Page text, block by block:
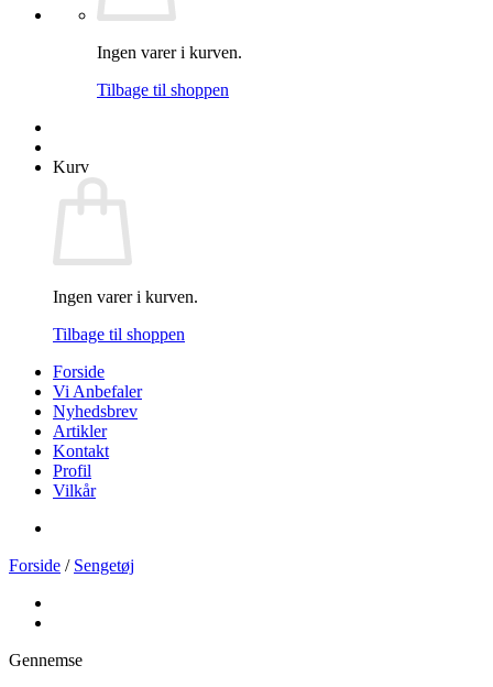
Ingen varer i kurven.
Tilbage til shoppen
Kurv
Ingen varer i kurven.
Tilbage til shoppen
Forside
Vi Anbefaler
Nyhedsbrev
Artikler
Kontakt
Profil
Vilkår
Forside / Sengetøj
Gennemse